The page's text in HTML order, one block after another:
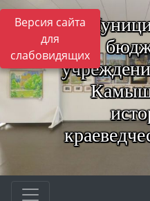
Версия сайта
для
слабовидящих